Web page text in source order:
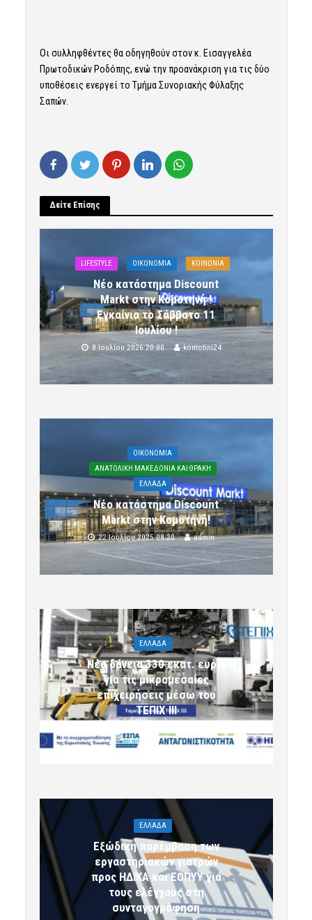
Οι συλληφθέντες θα οδηγηθούν στον κ. Εισαγγελέα
Πρωτοδικών Ροδόπης, ενώ την προανάκριση για τις δύο
υποθέσεις ενεργεί το Τμήμα Συνοριακής Φύλαξης
Σαπών.
Δείτε Επίσης
LIFESTYLE OIKONOMIA ΚΟΙΝΩΝΙΑ
Νέο κατάστημα Discount
Markt στην Κομοτηνή !
Εγκαίνια το Σάββατο 11
Ιουλίου !
8 Ιουλίου 2026 20:00 komotini24
OIKONOMIA
ΑΝΑΤΟΛΙΚΗ ΜΑΚΕΔΟΝΙΑ ΚΑΙ ΘΡΑΚΗ
ΕΛΛΑΔΑ
Νέο κατάστημα Discount
Markt στην Κομοτηνή!
22 Ιουλίου 2025 08:20 admin
ΕΛΛΑΔΑ
Νέα δάνεια 330 εκατ. ευρώ
για τις μικρομεσαίες
επιχειρήσεις μέσω του
ΤΕΠΙΧ ΙΙΙ
ΕΛΛΑΔΑ
Εξώδικη παρέμβαση των
εργαστηριακών γιατρών
προς ΗΔΙΚΑ και ΕΟΠΥΥ για
τους ελέγχους στη
συνταγογράφηση